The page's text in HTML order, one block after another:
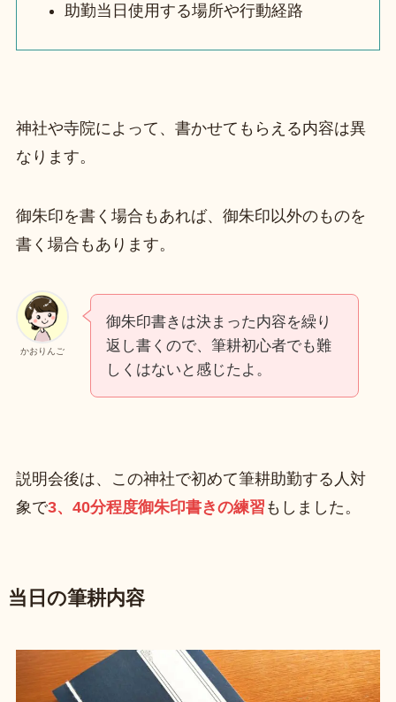
助勤当日使用する場所や行動経路
神社や寺院によって、書かせてもらえる内容は異
なります。
御朱印を書く場合もあれば、御朱印以外のものを
書く場合もあります。
かおりんご
御朱印書きは決まった内容を繰り
返し書くので、筆耕初心者でも難
しくはないと感じたよ。
説明会後は、この神社で初めて筆耕助勤する人対
象で3、40分程度御朱印書きの練習 もしました。
当日の筆耕内容